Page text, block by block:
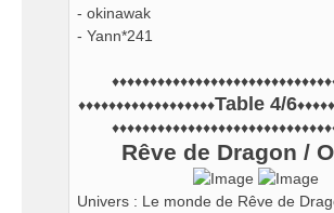
- okinawak
- Yann*241
♦♦♦♦♦♦♦♦♦♦♦♦♦♦♦♦♦♦Table 4/6
Rêve de Dragon /
Univers : Le monde de Rêve de